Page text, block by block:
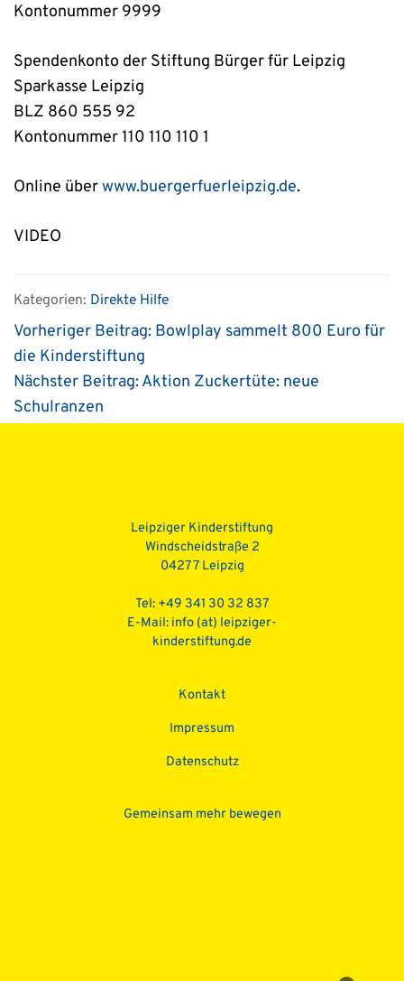
Kontonummer 9999
Spendenkonto der Stiftung Bürger für Leipzig
Sparkasse Leipzig
BLZ 860 555 92
Kontonummer 110 110 110 1
Online überwww.buergerfuerleipzig.de.
VIDEO
Kategorien: Direkte Hilfe
Beitragsnavigation
Vorheriger Beitrag: Bowlplay sammelt 800 Euro für
die Kinderstiftung
Nächster Beitrag:Aktion Zuckertüte: neue
Schulranzen
Leipziger Kinderstiftung
Windscheidstraße 2
04277 Leipzig
Tel: +49 341 30 32 837
E-Mail: info (at) leipziger-
kinderstiftung.de
Kontakt
Impressum
Datenschutz­
Gemeinsam mehr bewegen